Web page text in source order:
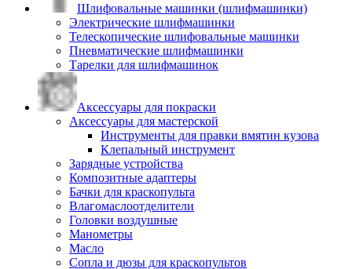
Шлифовальные машинки (шлифмашинки)
Электрические шлифмашинки
Телескопические шлифовальные машинки
Пневматические шлифмашинки
Тарелки для шлифмашинок
Аксессуары для покраски
Аксессуары для мастерской
Инструменты для правки вмятин кузова
Клепальный инструмент
Зарядные устройства
Композитные адаптеры
Бачки для краскопульта
Влагомаслоотделители
Головки воздушные
Манометры
Масло
Сопла и дюзы для краскопультов